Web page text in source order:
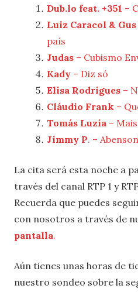
Dub.lo feat. +351 –
Luiz Caracol &
país
Judas – Cubismo
Kady – Diz só
Elisa Rodrigues –
Cláudio Frank –
Tomás Luzía –
Jimmy P. –
La cita será esta noche a
través del canal RTP 1 y
Recuerda que puedes
con nosotros a través de
pantalla.
Aún tienes unas horas de
nuestro sondeo sobre la